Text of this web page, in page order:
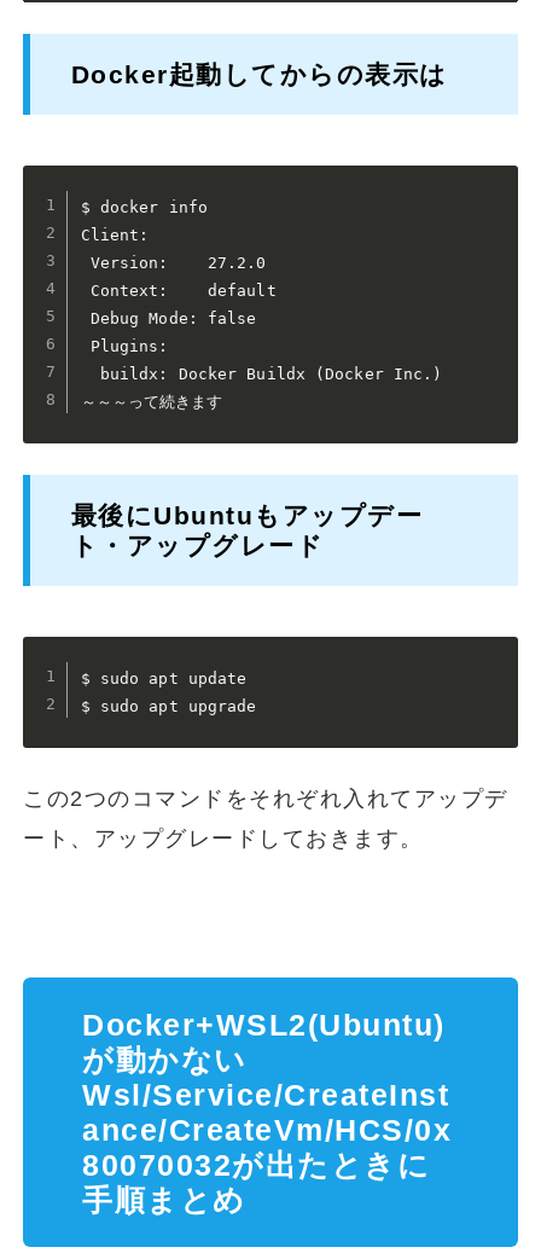
Docker起動してからの表示は
$ docker info
Client:
Version:    27.2.0
Context:    default
Debug Mode: false
Plugins:
  buildx: Docker Buildx (Docker Inc.)
～～～って続きます
最後にUbuntuもアップデー
ト・アップグレード
$ sudo apt update
$ sudo apt upgrade
この2つのコマンドをそれぞれ入れてアップデ
ート、アップグレードしておきます。
Docker+WSL2(Ubuntu)
が動かない
Wsl/Service/CreateInst
ance/CreateVm/HCS/0x
80070032が出たときに
手順まとめ